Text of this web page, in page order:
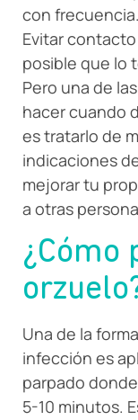
con frecuencia.
Evitar
posible que lo
Pero una de
hacer cuando
es tratarlo de
indicaciones
mejorar tu
a otras
¿Cómo
Una de la
infección es
parpado
5-10 minutos.